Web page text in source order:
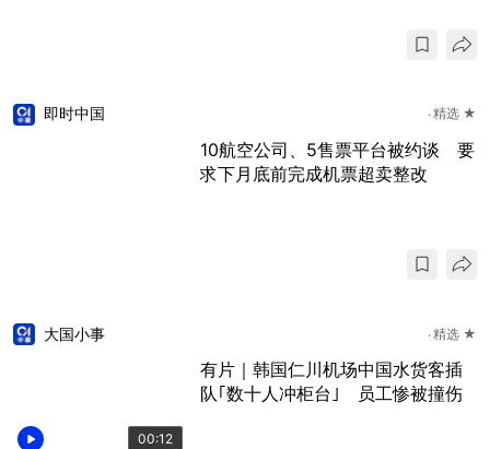
即时中国 精选 ★
10航空公司、5售票平台被约谈 要
求下月底前完成机票超卖整改
00:12
大国小事 精选 ★
有片｜韩国仁川机场中国水货客插
队｢数十人冲柜台｣ 员工惨被撞伤